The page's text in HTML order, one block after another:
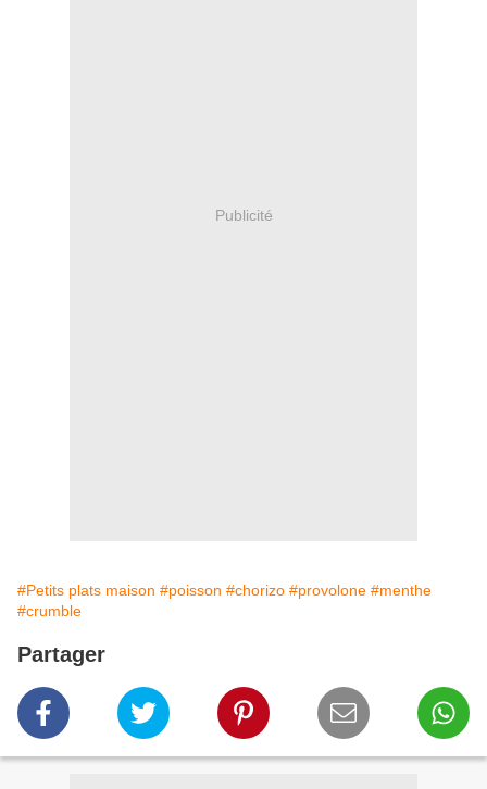
Publicité
#Petits plats maison #poisson #chorizo #provolone #menthe
#crumble
Partager